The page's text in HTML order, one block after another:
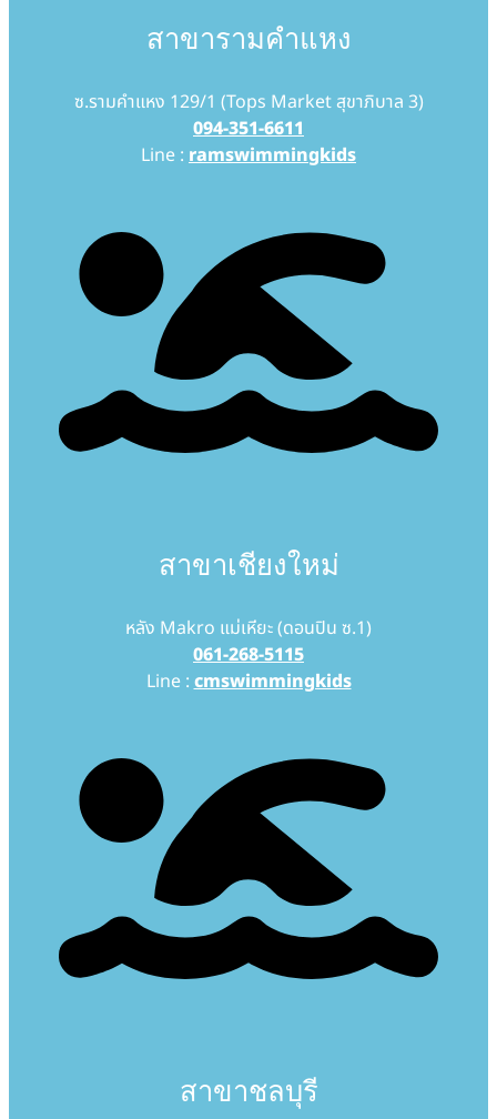
สาขารามคำแหง
ซ.รามคำแหง 129/1 (Tops Market สุขาภิบาล 3)
094-351-6611
Line : ramswimmingkids
สาขาเชียงใหม่
หลัง Makro แม่เหียะ (ดอนปิน ซ.1)
061-268-5115
Line :cmswimmingkids
สาขาชลบุรี